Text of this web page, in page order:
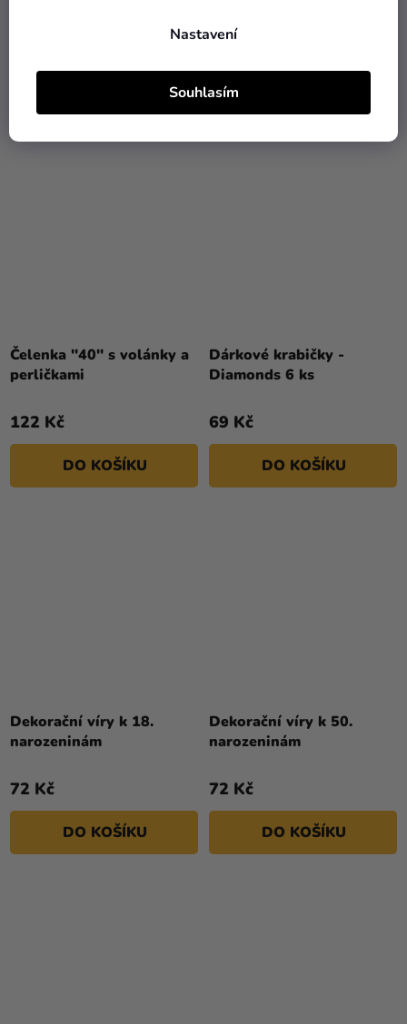
Nastavení
Souhlasím
Čelenka ''40'' s volánky a
perličkami
122 Kč
DO KOŠÍKU
Dárkové krabičky -
Diamonds 6 ks
69 Kč
DO KOŠÍKU
Dekorační víry k 18.
narozeninám
72 Kč
DO KOŠÍKU
Dekorační víry k 50.
narozeninám
72 Kč
DO KOŠÍKU